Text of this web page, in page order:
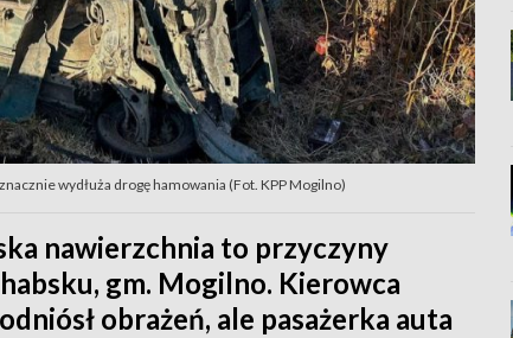
wydłuża drogę hamowania (Fot. KPP Mogilno)
nawierzchnia to przyczyny
gm. Mogilno. Kierowca
obrażeń, ale pasażerka auta